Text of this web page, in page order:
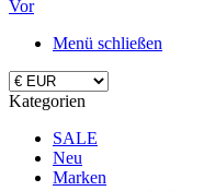
Vor
Menü schließen
Kategorien
SALE
Neu
Marken